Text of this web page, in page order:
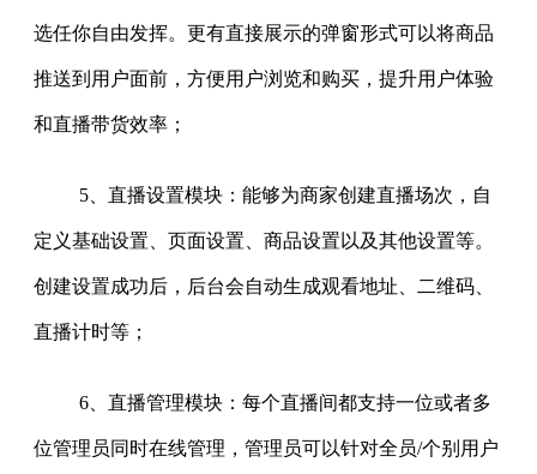
选任你自由发挥。更有直接展示的弹窗形式可以将商品
推送到用户面前，方便用户浏览和购买，提升用户体验
和直播带货效率；
5、直播设置模块：能够为商家创建直播场次，自
定义基础设置、页面设置、商品设置以及其他设置等。
创建设置成功后，后台会自动生成观看地址、二维码、
直播计时等；
6、直播管理模块：每个直播间都支持一位或者多
位管理员同时在线管理，管理员可以针对全员/个别用户